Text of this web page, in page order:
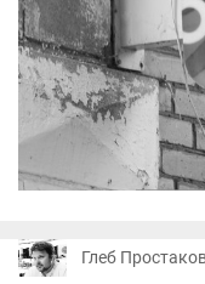
Глеб